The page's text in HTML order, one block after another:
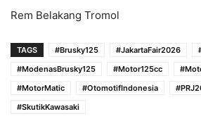
Rem Belakang Tromol
TAGS #Brusky125 #JakartaFair2026
#ModenasBrusky125
#Motor125cc
#MotorMatic
#OtomotifIndonesia
#SkutikKawasaki